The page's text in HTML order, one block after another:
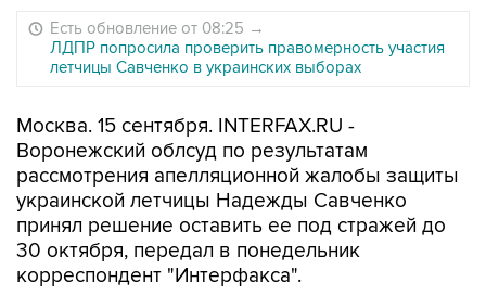
Есть обновление от 08:25 →
ЛДПР попросила проверить правомерность участия
летчицы Савченко в украинских выборах
Москва. 15 сентября. INTERFAX.RU -
Воронежский облсуд по результатам
рассмотрения апелляционной жалобы защиты
украинской летчицы Надежды Савченко
принял решение оставить ее под стражей до
30 октября, передал в понедельник
корреспондент "Интерфакса".